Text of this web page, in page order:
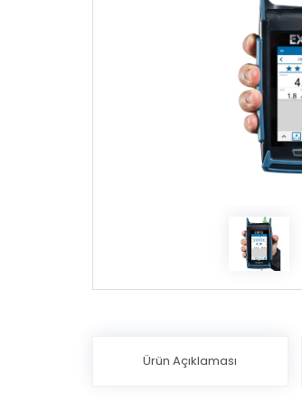
Ürün Açıklaması